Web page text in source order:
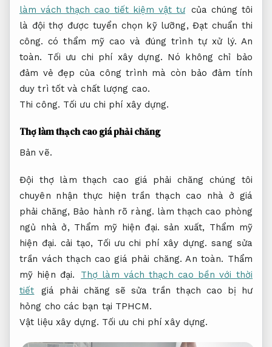
làm vách thạch cao tiết kiệm vật tư của chúng tôi
là đội thợ được tuyển chọn kỹ lưỡng,Đạt chuẩn thi
công. có thẩm mỹ cao và đúng trình tự xử lý. An
toàn.
Tối ưu chi phí xây dựng. Nó không chỉ bảo
đảm vẻ đẹp của công trình mà còn bảo đảm tính
duy trì tốt và chất lượng cao.
Thi công. Tối ưu chi phí xây dựng.
Thợ làm thạch cao giá phải chăng
Bản vẽ.
Đội thợ làm thạch cao giá phải chăng chúng tôi
chuyên nhận thực hiện trần thạch cao nhà ở giá
phải chăng, Bảo hành rõ ràng. làm thạch cao phòng
ngủ nhà ở, Thẩm mỹ hiện đại. sản xuất, Thẩm mỹ
hiện đại. cải tạo, Tối ưu chi phí xây dựng. sang sửa
trần vách thạch cao giá phải chăng.An toàn. Thẩm
mỹ hiện đại.
Thợ làm vách thạch cao bền với thời
tiết
giá phải chăng sẽ sửa trần thạch cao bị hư
hỏng cho các bạn tại TPHCM.
Vật liệu xây dựng. Tối ưu chi phí xây dựng.